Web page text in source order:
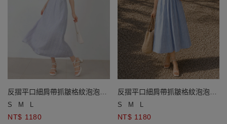
反摺平口細肩帶抓皺格紋泡泡紗
長洋裝(附胸墊)
S M L
NT$ 1180
反摺平口細肩帶抓皺格紋泡泡紗
長洋裝(附胸墊)
S M L
NT$ 1180